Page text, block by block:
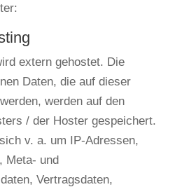
extern gehostet. Die
Daten, die auf dieser
werden auf den
/ der Hoster gespeichert.
v. a. um IP-Adressen,
Meta- und
Vertragsdaten,